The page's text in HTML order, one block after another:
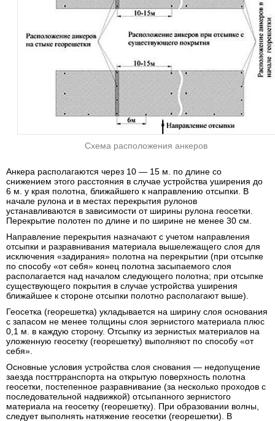
Схема расположения анкеров
Анкера располагаются через 10 — 15 м. по длине со
снижением этого расстояния в случае устройства уширения до
6 м. у края полотна, ближайшего к направлению отсыпки. В
начале рулона и в местах перекрытия рулонов
устанавливаются в зависимости от ширины рулона геосетки.
Перекрытие полотен по длине и по ширине не менее 30 см.
Направление перекрытия назначают с учетом направления
отсыпки и разравнивания материала вышележащего слоя для
исключения «задирания» полотна на перекрытии (при отсыпке
по способу «от себя» конец полотна засыпаемого слоя
располагается над началом следующего полотна; при отсыпке
существующего покрытия в случае устройства уширения
ближайшее к стороне отсыпки полотно располагают выше).
Геосетка (георешетка) укладывается на ширину слоя основания
с запасом не менее толщины слоя зернистого материала плюс
0,1 м. в каждую сторону. Отсыпку из зернистых материалов на
уложенную геосетку (георешетку) выполняют по способу «от
себя».
Основные условия устройства слоя снования — недопущение
заезда посттрранспорта на открытую поверхность полотна
геосетки, постепенное разравнивание (за несколько проходов с
последовательной надвижкой) отсыпанного зернистого
материала на геосетку (георешетку). При образовании волны,
следует выполнять натяжение геосетки (георешетки). В